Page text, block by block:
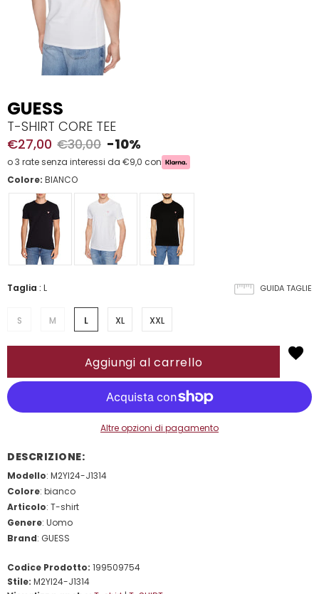
GUESS
T-SHIRT CORE TEE
€27,00 €30,00 -10%
o 3 rate senza interessi da €9,0 con
Colore: BIANCO
GUIDA TAGLIE
Taglia : L
S M L XL XXL
Altre opzioni di pagamento
DESCRIZIONE:
Modello: M2YI24-J1314
Colore: bianco
Articolo: T-shirt
Genere: Uomo
Brand: GUESS
Codice Prodotto: 199509754
Stile: M2YI24-J1314